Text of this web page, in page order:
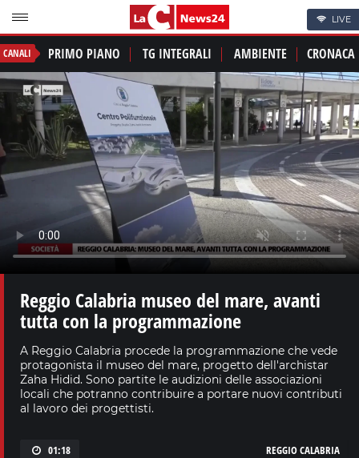
LIVE
CANALI PRIMO PIANO TG INTEGRALI AMBIENTE CRONACA
Reggio Calabria museo del mare, avanti
tutta con la programmazione
A Reggio Calabria procede la programmazione che vede
protagonista il museo del mare, progetto dell'archistar
Zaha Hidid. Sono partite le audizioni delle associazioni
locali che potranno contribuire a portare nuovi contributi
al lavoro dei progettisti.
01:18 REGGIO CALABRIA